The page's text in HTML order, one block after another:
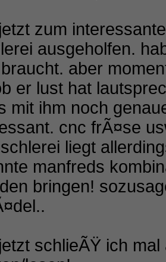
zum
ausgeholfen.
aber
er lust hat
mit ihm noch
cnc frÃ¤se
liegt
manfreds
bringen!
schlieÃŸ ich